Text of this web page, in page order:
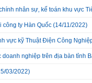
nhân sự, kế toán khu vực
công ty Hàn Quốc (14/11/2022)
vực kỹ Thuật Điện Công
doanh nghiệp trên địa bàn tỉnh
03/2022)